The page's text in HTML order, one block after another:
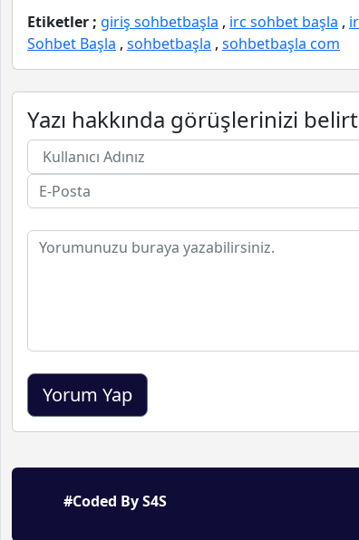
Etiketler ; giriş sohbetbaşla , irc sohbet başla ,
Sohbet Başla , sohbetbaşla , sohbetbaşla com
Yazı hakkında görüşlerinizi
#Coded By S4S